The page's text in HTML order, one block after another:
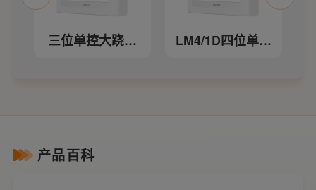
三位单控大跷板
LM4/1D四位单控
产品百科